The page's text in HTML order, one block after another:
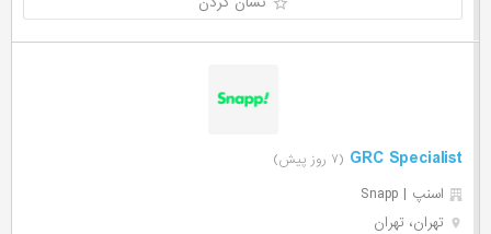
GRC Specialist (۷ روز پیش)
اسنپ | Snapp
تهران، تهران